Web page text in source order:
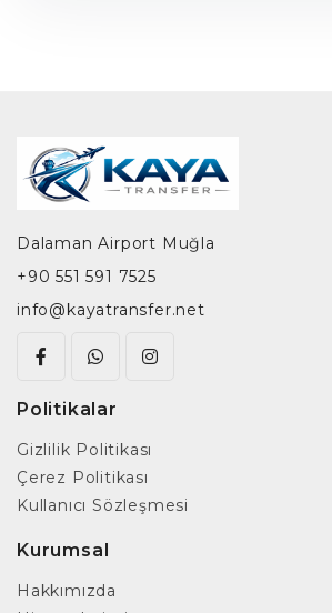
Dalaman Airport Muğla
+90 551 591 7525
info@kayatransfer.net
Politikalar
Gizlilik Politikası
Çerez Politikası
Kullanıcı Sözleşmesi
Kurumsal
Hakkımızda